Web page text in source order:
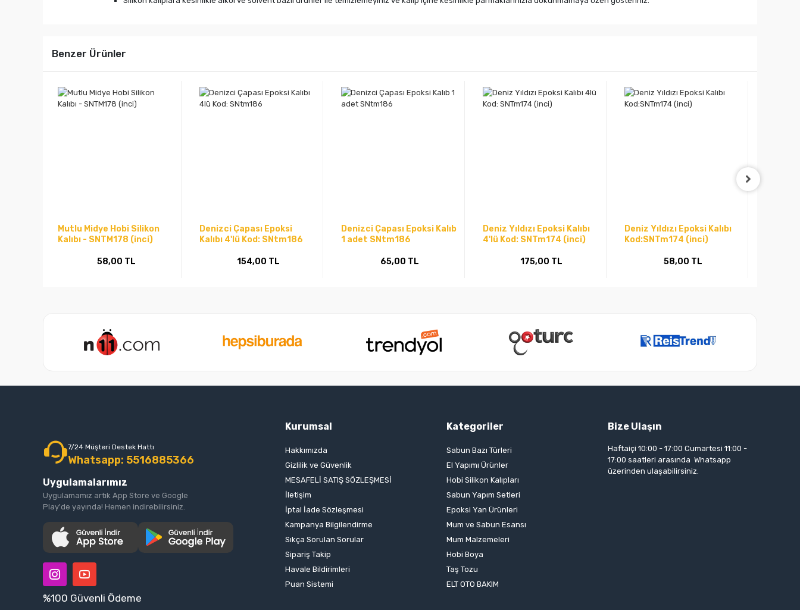
Benzer Ürünler
Mutlu Midye Hobi Silikon
Kalıbı - SNTM178 (inci)
58,00 TL
Denizci Çapası Epoksi
Kalıbı 4'lü Kod: SNtm186
154,00 TL
Denizci Çapası Epoksi Kalıb
1 adet SNtm186
65,00 TL
Deniz Yıldızı Epoksi Kalıbı
4'lü Kod: SNTm174 (inci)
175,00 TL
Deniz Yıldızı Epoksi Kalıbı
Kod:SNTm174 (inci)
58,00 TL
7/24 Müşteri Destek Hattı
Whatsapp: 5516885366
Uygulamalarımız
Uygulamamız artık App Store ve Google
Play'de yayında! Hemen indirebilirsiniz.
%100 Güvenli Ödeme
Kurumsal
Hakkımızda
Gizlilik ve Güvenlik
MESAFELİ SATIŞ SÖZLEŞMESİ
İletişim
İptal İade Sözleşmesi
Kampanya Bilgilendirme
Sıkça Sorulan Sorular
Sipariş Takip
Havale Bildirimleri
Puan Sistemi
Kategoriler
Sabun Bazı Türleri
El Yapımı Ürünler
Hobi Silikon Kalıpları
Sabun Yapım Setleri
Epoksi Yan Ürünleri
Mum ve Sabun Esansı
Mum Malzemeleri
Hobi Boya
Taş Tozu
ELT OTO BAKIM
Bize Ulaşın
Haftaiçi 10:00 - 17:00 Cumartesi 11:00 -
17:00 saatleri arasında Whatsapp
üzerinden ulaşabilirsiniz.